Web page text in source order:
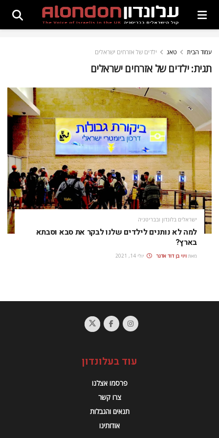
עמוד הבית טאג ילדים של אזרחים ישראלים
תגית:ילדים של אזרחים ישראלים
ישראלים בלונדון ובבריטניה
למה לא נותנים לילדים שלנו לבקר את סבא וסבתא
בארץ?
מאת ויוי בן דוד אדגר יולי 14, 2021
עוד בעלונדון
פרסמו אצלנו
צרו קשר
תנאים והגבלות
אודותינו